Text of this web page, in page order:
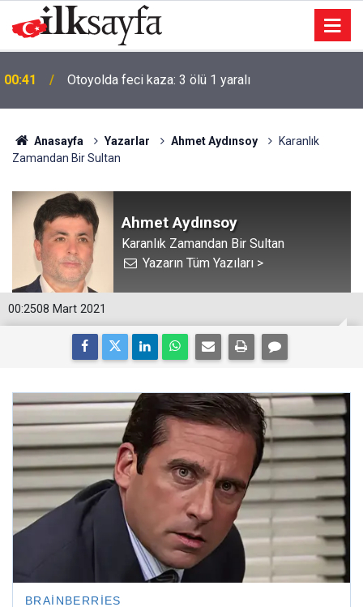
00:41 Otoyolda feci kaza: 3 ölü 1 yaralı
Anasayfa Yazarlar Ahmet Aydınsoy
Karanlık
Zamandan Bir Sultan
Ahmet Aydınsoy
Karanlık Zamandan Bir Sultan
Yazarın Tüm Yazıları >
00:2508 Mart 2021